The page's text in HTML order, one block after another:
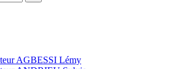
AGBESSI Lémy